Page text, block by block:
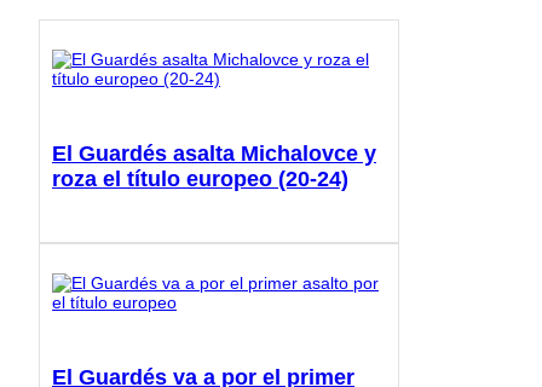
El Guardés asalta Michalovce y
roza el título europeo (20-24)
El Guardés va a por el primer